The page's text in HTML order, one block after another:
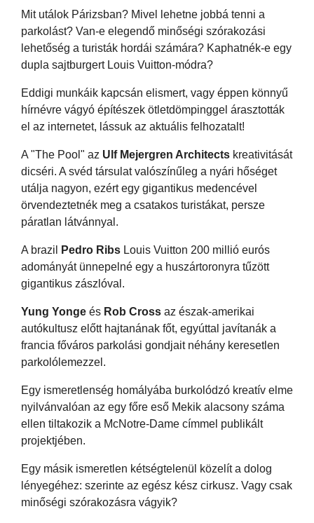
Mit utálok Párizsban? Mivel lehetne jobbá tenni a
parkolást? Van-e elegendő minőségi szórakozási
lehetőség a turisták hordái számára? Kaphatnék-e egy
dupla sajtburgert Louis Vuitton-módra?
Eddigi munkáik kapcsán elismert, vagy éppen könnyű
hírnévre vágyó építészek ötletdömpinggel árasztották
el az internetet, lássuk az aktuális felhozatalt!
A "The Pool" az Ulf Mejergren Architects kreativitását
dicséri. A svéd társulat valószínűleg a nyári hőséget
utálja nagyon, ezért egy gigantikus medencével
örvendeztetnék meg a csatakos turistákat, persze
páratlan látvánnyal.
A brazil Pedro Ribs Louis Vuitton 200 millió eurós
adományát ünnepelné egy a huszártoronyra tűzött
gigantikus zászlóval.
Yung Yonge és Rob Cross az észak-amerikai
autókultusz előtt hajtanának főt, egyúttal javítanák a
francia főváros parkolási gondjait néhány keresetlen
parkolólemezzel.
Egy ismeretlenség homályába burkolódzó kreatív elme
nyilvánvalóan az egy főre eső Mekik alacsony száma
ellen tiltakozik a McNotre-Dame címmel publikált
projektjében.
Egy másik ismeretlen kétségtelenül közelít a dolog
lényegéhez: szerinte az egész kész cirkusz. Vagy csak
minőségi szórakozásra vágyik?